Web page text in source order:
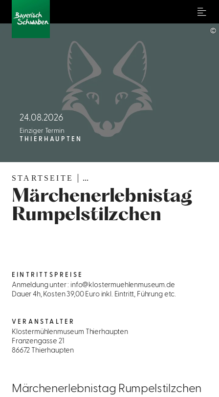
Menu
STARTSEITE ...
Märchenerlebnistag
Rumpelstilzchen
24.08.2026
Einziger Termin
THIERHAUPTEN
©
Märchenerlebnistag Rumpelstilzchen
EINTRITTSPREISE
Anmeldung unter : info@klostermuehlenmuseum.de
Dauer 4h, Kosten 39,00 Euro inkl. Eintritt, Führung etc.
VERANSTALTER
Klostermühlenmuseum Thierhaupten
Franzengasse 21
86672 Thierhaupten